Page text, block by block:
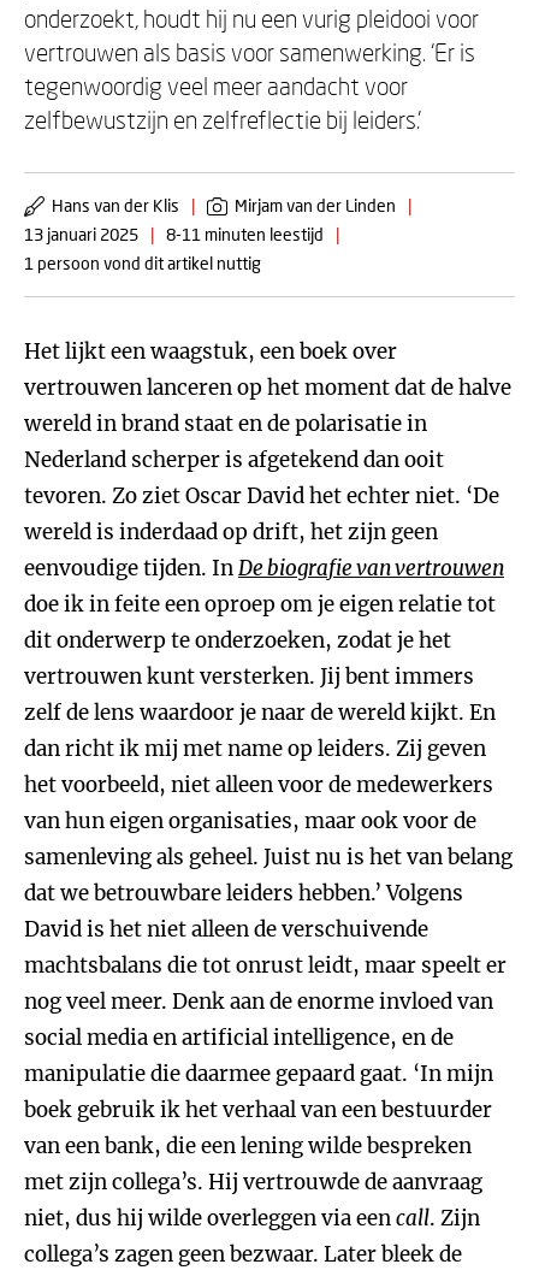
onderzoekt, houdt hij nu een vurig pleidooi voor
vertrouwen als basis voor samenwerking. ‘Er is
tegenwoordig veel meer aandacht voor
zelfbewustzijn en zelfreflectie bij leiders.’
Hans van der Klis | Mirjam van der Linden
|
13 januari 2025
| 8-11 minuten leestijd
|
1 persoon vond dit artikel nuttig
Het lijkt een waagstuk, een boek over
vertrouwen lanceren op het moment dat de halve
wereld in brand staat en de polarisatie in
Nederland scherper is afgetekend dan ooit
tevoren. Zo ziet Oscar David het echter niet. ‘De
wereld is inderdaad op drift, het zijn geen
eenvoudige tijden. InDe biografie van vertrouwen
doe ik in feite een oproep om je eigen relatie tot
dit onderwerp te onderzoeken, zodat je het
vertrouwen kunt versterken. Jij bent immers
zelf de lens waardoor je naar de wereld kijkt. En
dan richt ik mij met name op leiders. Zij geven
het voorbeeld, niet alleen voor de medewerkers
van hun eigen organisaties, maar ook voor de
samenleving als geheel. Juist nu is het van belang
dat we betrouwbare leiders hebben.’ Volgens
David is het niet alleen de verschuivende
machtsbalans die tot onrust leidt, maar speelt er
nog veel meer. Denk aan de enorme invloed van
social media en artificial intelligence, en de
manipulatie die daarmee gepaard gaat. ‘In mijn
boek gebruik ik het verhaal van een bestuurder
van een bank, die een lening wilde bespreken
met zijn collega’s. Hij vertrouwde de aanvraag
niet, dus hij wilde overleggen via eencall. Zijn
collega’s zagen geen bezwaar. Later bleek de